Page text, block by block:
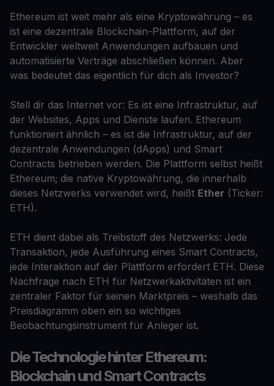
Ethereum ist weit mehr als eine Kryptowährung – es
ist eine dezentrale Blockchain-Plattform, auf der
Entwickler weltweit Anwendungen aufbauen und
automatisierte Verträge abschließen können. Aber
was bedeutet das eigentlich für dich als Investor?
Stell dir das Internet vor: Es ist eine Infrastruktur, auf
der Websites, Apps und Dienste laufen. Ethereum
funktioniert ähnlich – es ist die Infrastruktur, auf der
dezentrale Anwendungen (dApps) und Smart
Contracts betrieben werden. Die Plattform selbst heißt
Ethereum; die native Kryptowährung, die innerhalb
dieses Netzwerks verwendet wird, heißt Ether (Ticker:
ETH).
ETH dient dabei als Treibstoff des Netzwerks: Jede
Transaktion, jede Ausführung eines Smart Contracts,
jede Interaktion auf der Plattform erfordert ETH. Diese
Nachfrage nach ETH für Netzwerkaktivitäten ist ein
zentraler Faktor für seinen Marktpreis – weshalb das
Preisdiagramm oben ein so wichtiges
Beobachtungsinstrument für Anleger ist.
Die Technologie hinter Ethereum:
Blockchain und Smart Contracts